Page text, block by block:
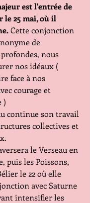
est l'entrée de
le 25 mai, où il
Cette conjonction
de
nous
nos idéaux (
face à nos
courage et
)
continue son travail
collectives et
le Verseau en
puis les Poissons,
le 22 où elle
avec Saturne
intensifier les